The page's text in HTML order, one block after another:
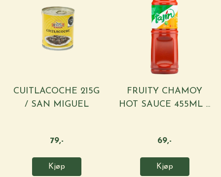
CUITLACOCHE 215G
/ SAN MIGUEL
79,-
Kjøp
FRUITY CHAMOY
HOT SAUCE 455ML ...
69,-
Kjøp